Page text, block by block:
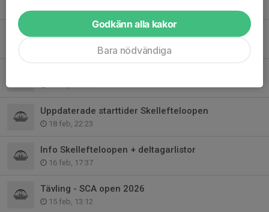
Uppdaterade starttider Skellefteloopen
18 feb, 22:23
Info Skellefteloopen + deltagarlistor
16 feb, 17:37
Tävling - SCA open 2026
15 feb, 13:12
Godkänn alla kakor
Bara nödvändiga